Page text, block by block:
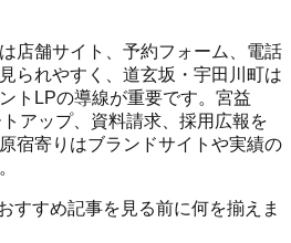
店舗サイト、予約フォーム、電話
られやすく、道玄坂・宇田川町は
トLPの導線が重要です。宮益
アップ、資料請求、採用広報を
宿寄りはブランドサイトや実績の
すすめ記事を見る前に何を揃えま